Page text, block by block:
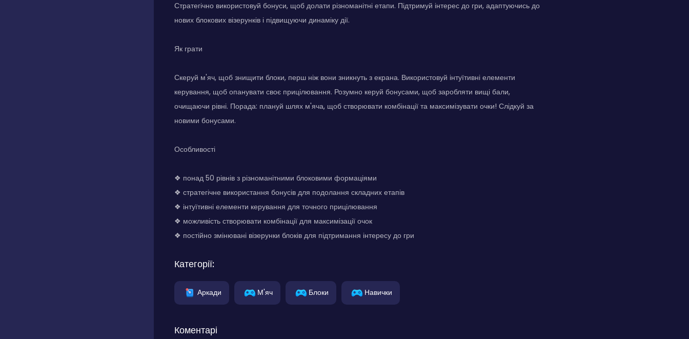
Стратегічно використовуй бонуси, щоб долати різноманітні етапи. Підтримуй інтерес до гри, адаптуючись до
нових блокових візерунків і підвищуючи динаміку дії.
Як грати
Скеруй м'яч, щоб знищити блоки, перш ніж вони зникнуть з екрана. Використовуй інтуїтивні елементи
керування, щоб опанувати своє прицілювання. Розумно керуй бонусами, щоб заробляти вищі бали,
очищаючи рівні. Порада: плануй шлях м'яча, щоб створювати комбінації та максимізувати очки! Слідкуй за
новими бонусами.
Особливості
❖ понад 50 рівнів з різноманітними блоковими формаціями
❖ стратегічне використання бонусів для подолання складних етапів
❖ інтуїтивні елементи керування для точного прицілювання
❖ можливість створювати комбінації для максимізації очок
❖ постійно змінювані візерунки блоків для підтримання інтересу до гри
Категорії:
Аркади М'яч Блоки Навички
Коментарі